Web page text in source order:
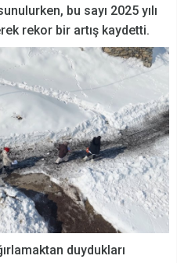
bu sayı 2025 yılı
rekor bir artış kaydetti.
duydukları